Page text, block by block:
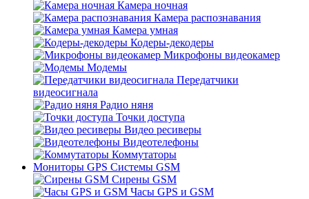
Камера ночная
Камера распознавания
Камера умная
Кодеры-декодеры
Микрофоны видеокамер
Модемы
Передатчики
видеосигнала
Радио няня
Точки доступа
Видео ресиверы
Видеотелефоны
Коммутаторы
Мониторы GPS Системы GSM
Сирены GSM
Часы GPS и GSM